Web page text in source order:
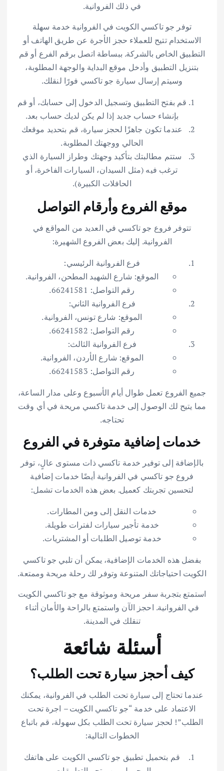
في ذلك الفروانية.
توفر جو تاكسي الكويت في الفروانية خدمة سهلة
الاستخدام تتيح للعملاء حجز الأجرة عن طريق الهاتف أو
التطبيق الخاص بالشركة. ببساطة اتصل برقم الفرع أو قم
بتنزيل التطبيق وأدخل موقع البداية والوجهة المطلوبة،
وسيتم إرسال سيارة جو تاكسي فورًا لنقلك.
قم بفتح التطبيق وتسجيل الدخول إلى حسابك، أو قم
بإنشاء حساب جديد إذا لم يكن لديك حساب بعد.
عندما تكون جاهزًا لحجز سيارة، قم بتحديد موقعك
الحالي ووجهتك المطلوبة.
ستتم مطالبتك بتأكيد وجهتك وطراز السيارة الذي
ترغب فيه (مثل السيدان، السيارات الفاخرة، أو
الحافلات الكبيرة).
موقع الفروع وأرقام التواصل
تتوفر فروع جو تاكسي في العديد من المواقع في
الفروانية. إليك بعض الفروع الشهيرة:
فرع الفروانية الرئيسي:
الموقع: شارع الشهيد المطحن، الفروانية.
رقم التواصل: 66241581.
فرع الفروانية الثاني:
الموقع: شارع تونس، الفروانية.
رقم التواصل: 66241582.
فرع الفروانية الثالث:
الموقع: شارع الأردن، الفروانية.
رقم التواصل: 66241583.
جميع الفروع تعمل طوال أيام الأسبوع وعلى مدار الساعة،
مما يتيح لك الوصول إلى خدمة تاكسي مريحة في أي وقت
تحتاجه.
خدمات إضافية متوفرة في الفروع
بالإضافة إلى توفير خدمة تاكسي ذات مستوى عالٍ، توفر
فروع جو تاكسي في الفروانية أيضًا خدمات إضافية
لتحسين تجربتك كعميل. بعض هذه الخدمات تشمل:
خدمات النقل إلى ومن المطارات.
خدمة تأجير سيارات لفترات طويلة.
خدمة توصيل الطلبات أو المشتريات.
بفضل هذه الخدمات الإضافية، يمكن أن تلبي جو تاكسي
الكويت احتياجاتك المتنوعة وتوفر لك رحلة مريحة وممتعة.
استمتع بتجربة سفر مريحة وموثوقة مع جو تاكسي الكويت
في الفروانية. احجز الآن واستمتع بالراحة والأمان أثناء
تنقلك في المدينة.
أسئلة شائعة
كيف أحجز سيارة تحت الطلب؟
عندما تحتاج إلى سيارة تحت الطلب في الفروانية، يمكنك
الاعتماد على خدمة “جو تاكسي الكويت – اجرة تحت
الطلب”! لحجز سيارة تحت الطلب بكل سهولة، قم باتباع
الخطوات التالية:
قم بتحميل تطبيق جو تاكسي الكويت على هاتفك